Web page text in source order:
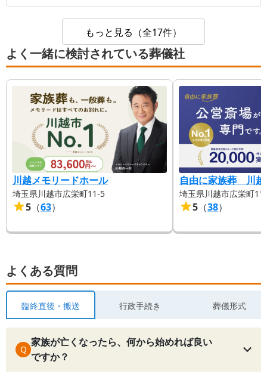
もっと見る（全17件）
よく一緒に検討されている葬儀社
川越メモリードホール
埼玉県川越市広栄町11-5
5 （63）
自由に家族葬 川越
埼玉県川越市広栄町
5 （38）
よくある質問
臨終直後・搬送 行政手続き 葬儀形式
Q
家族が亡くなったら、何から始めれば良い
ですか？